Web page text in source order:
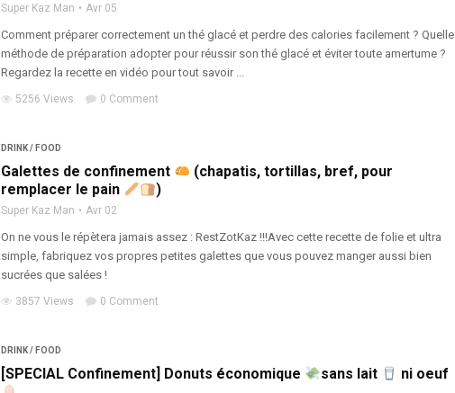
Super Kaz Man Avr 05
Comment préparer correctement un thé glacé et perdre des calories facilement ? Quelle
méthode de préparation adopter pour réussir son thé glacé et éviter toute amertume ?
Regardez la recette en vidéo pour tout savoir ...
5256 Views 0 Comment
DRINK / FOOD
Galettes de confinement
(chapatis, tortillas, bref, pour
remplacer le pain
)
Super Kaz Man Avr 02
On ne vous le répètera jamais assez : RestZotKaz !!!Avec cette recette de folie et ultra
simple, fabriquez vos propres petites galettes que vous pouvez manger aussi bien
sucrées que salées !
3857 Views 0 Comment
DRINK / FOOD
[SPECIAL Confinement] Donuts économique sans lait ni oeuf